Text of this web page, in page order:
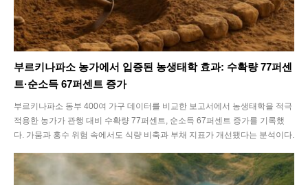
Article
Tech
부르키나파소 농가에서 입증된 농생태학 효과: 수확량 77퍼센
트·순소득 67퍼센트 증가
부르키나파소 동부 400여 가구 데이터를 비교한 보고서에서 농생태학을 적극
적용한 농가가 관행 대비 수확량 77퍼센트, 순소득 67퍼센트 증가를 기록했
다. 가뭄과 홍수 위험 속에서도 식량 비축과 부채 지표가 개선됐다는 분석이다.